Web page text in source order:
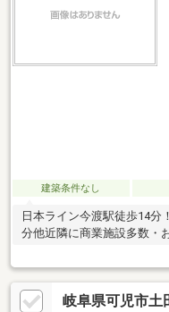
建築条件なし
日本ライン今渡駅徒歩14分
分他近隣に商業施設多数・
岐阜県可児市土